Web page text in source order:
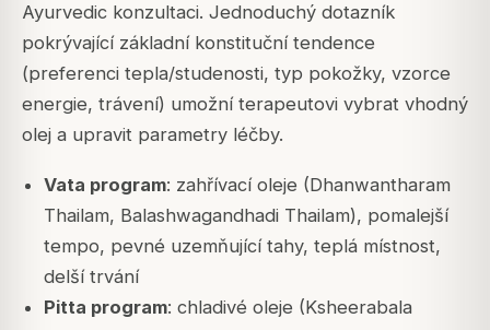
Ayurvedic konzultaci. Jednoduchý dotazník
pokrývající základní konstituční tendence
(preferenci tepla/studenosti, typ pokožky, vzorce
energie, trávení) umožní terapeutovi vybrat vhodný
olej a upravit parametry léčby.
Vata program: zahřívací oleje (Dhanwantharam
Thailam, Balashwagandhadi Thailam), pomalejší
tempo, pevné uzemňující tahy, teplá místnost,
delší trvání
Pitta program: chladivé oleje (Ksheerabala